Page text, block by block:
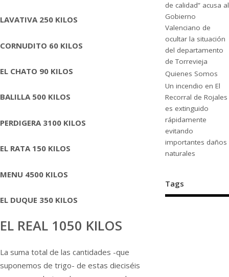
LAVATIVA 250 KILOS
CORNUDITO 60 KILOS
EL CHATO 90 KILOS
BALILLA 500 KILOS
PERDIGERA 3100 KILOS
EL RATA 150 KILOS
MENU 4500 KILOS
EL DUQUE 350 KILOS
EL REAL 1050 KILOS
La suma total de las cantidades -que
suponemos de trigo- de estas dieciséis
de calidad” acusa al
Gobierno
Valenciano de
ocultar la situación
del departamento
de Torrevieja
Quienes Somos
Un incendio en El
Recorral de Rojales
es extinguido
rápidamente
evitando
importantes daños
naturales
Tags